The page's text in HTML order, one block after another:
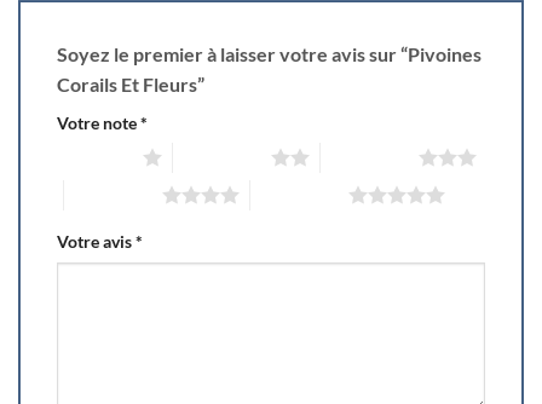
Soyez le premier à laisser votre avis sur “Pivoines
Corails Et Fleurs”
Votre note*
Votre avis*